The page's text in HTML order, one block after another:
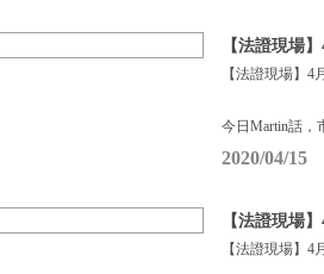
【法證現場
【法證現場】4
今日Martin話，
2020/04/15
【法證現場
【法證現場】4